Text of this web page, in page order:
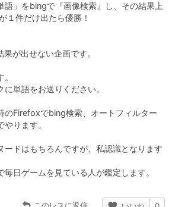
語」をbingで『画像検索』し、その結果上
１件だけ出たら優勝！
が出せない企画です。
単語をお送りください。
のFirefoxでbing検索、オートフィルター
ります。
ードはもちろんですが、私認識となります
日ゲームを見ている人が鑑定します。